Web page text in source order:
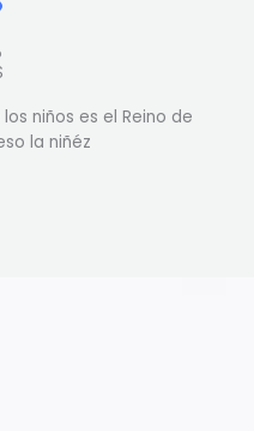
niños es el Reino de
la niñéz